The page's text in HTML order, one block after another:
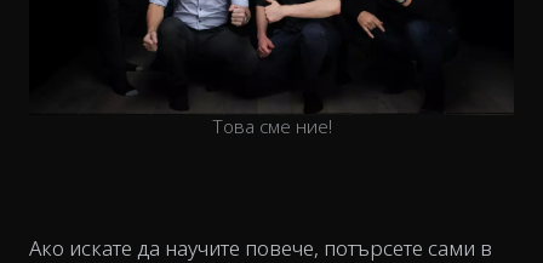
Това сме ние!
Ако искате да научите повече, потърсете сами в